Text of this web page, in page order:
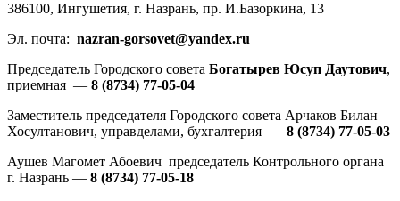
386100, Ингушетия, г. Назрань, пр. И.Базоркина, 13
Эл. почта: nazran-gorsovet@yandex.ru
Председатель Городского совета Богатырев Юсуп Даутович,
приемная — 8 (8734) 77-05-04
Заместитель председателя Городского совета Арчаков Билан
Хосултанович, управделами, бухгалтерия — 8 (8734) 77-05-03
Аушев Магомет Абоевич председатель Контрольного органа
г. Назрань — 8 (8734) 77-05-18